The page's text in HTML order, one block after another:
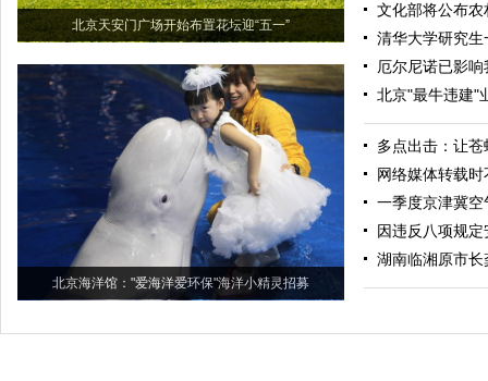
北京天安门广场开始布置花坛迎“五一”
北京海洋馆："爱海洋爱环保"海洋小精灵招募
文化部将公布
清华大学研究
厄尔尼诺已影
北京"最牛违建"
多点出击：让
网络媒体转载
一季度京津冀
因违反八项规
湖南临湘原市